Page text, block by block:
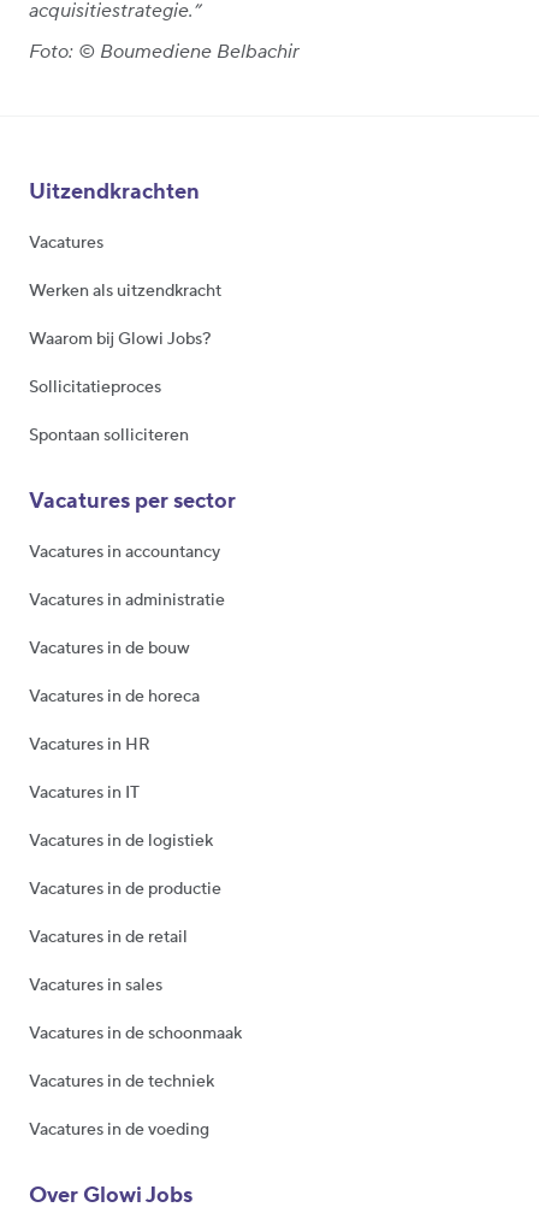
acquisitiestrategie.”
Foto: © Boumediene Belbachir
Uitzendkrachten
Vacatures
Werken als uitzendkracht
Waarom bij Glowi Jobs?
Sollicitatieproces
Spontaan solliciteren
Vacatures per sector
Vacatures in accountancy
Vacatures in administratie
Vacatures in de bouw
Vacatures in de horeca
Vacatures in HR
Vacatures in IT
Vacatures in de logistiek
Vacatures in de productie
Vacatures in de retail
Vacatures in sales
Vacatures in de schoonmaak
Vacatures in de techniek
Vacatures in de voeding
Over Glowi Jobs